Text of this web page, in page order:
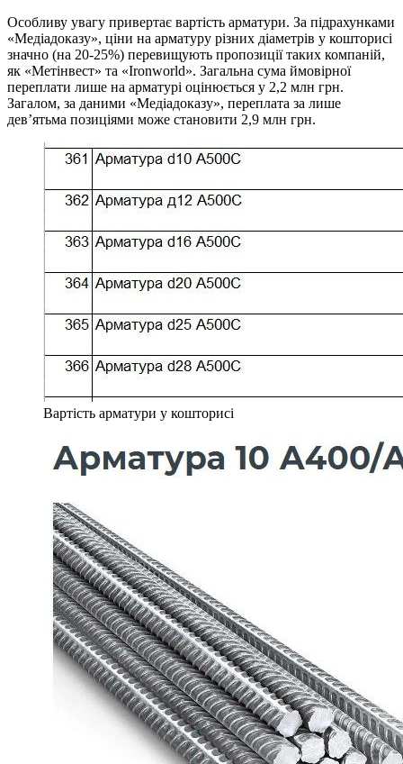
Особливу увагу привертає вартість арматури. За підрахунками
«Медіадоказу», ціни на арматуру різних діаметрів у кошторисі
значно (на 20-25%) перевищують пропозиції таких компаній,
як «Метінвест» та «Ironworld». Загальна сума ймовірної
переплати лише на арматурі оцінюється у 2,2 млн грн.
Загалом, за даними «Медіадоказу», переплата за лише
дев’ятьма позиціями може становити 2,9 млн грн.
Вартість арматури у кошторисі